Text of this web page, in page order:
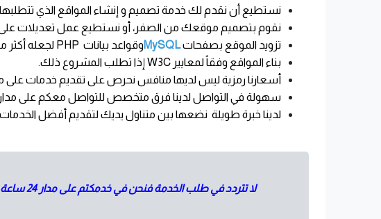
نستطيع أن نقدم لك خدمة تصميم و إنشاء المواقع الذي
نقوم بتصميم موقعك من الصفر، أو نستطيع عمل تعديلات على
تزويد الموقع بصفحاتPHP وقواعد بياناتMySQL لجعله أكثر
بناء المواقع وفقاً لمعايير
إذا تطلب المشروع ذلك.
أسعارنا رمزية ليس لديها منافس نحرص على تقديم خدمات على
سهولة في التواصل لدينا فرق متخصص للتواصل معكم على مدار
لدينا خبرة طويلة نضعها بين متناول يديك لتقديم أفضل
لا تتردد في طلب الخدمة فنحن في خدمكتم على مدار 24 ساعة طوال أيام الأسبوع، وسنسعد بالتأكيد لتلقي طلباتكم عبر موقعنا الالكتروني أو الاتصال (